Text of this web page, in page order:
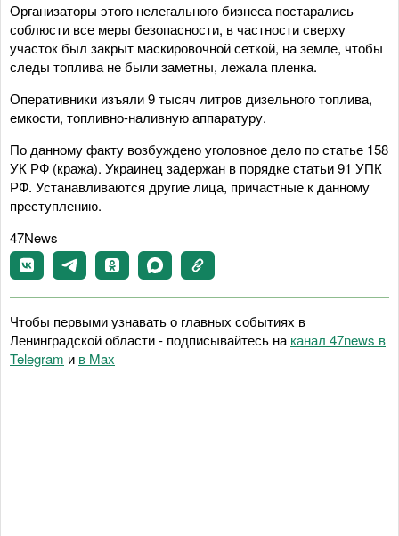
Организаторы этого нелегального бизнеса постарались
соблюсти все меры безопасности, в частности сверху
участок был закрыт маскировочной сеткой, на земле, чтобы
следы топлива не были заметны, лежала пленка.
Оперативники изъяли 9 тысяч литров дизельного топлива,
емкости, топливно-наливную аппаратуру.
По данному факту возбуждено уголовное дело по статье 158
УК РФ (кража). Украинец задержан в порядке статьи 91 УПК
РФ. Устанавливаются другие лица, причастные к данному
преступлению.
47News
Чтобы первыми узнавать о главных событиях в
Ленинградской области - подписывайтесь на канал 47news в
Telegram и в Maх